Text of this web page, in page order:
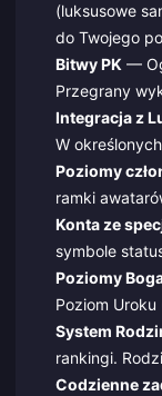
(luksusowe
do Twojego
Bitwy PK—
Przegrany
Integracja z
W
Poziomy
ramki
Konta ze
symbole
Poziomy
Poziom
System
rankingi.
Codzienne